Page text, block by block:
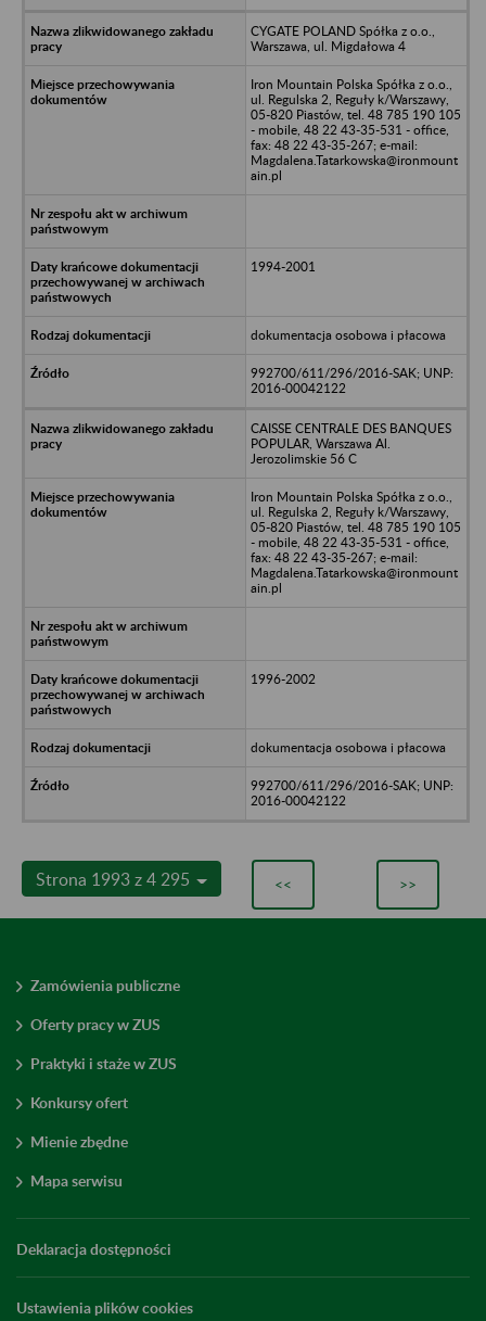
CYGATE POLAND Spółka z o.o.,
Warszawa, ul. Migdałowa 4
Iron Mountain Polska Spółka z o.o.,
ul. Regulska 2, Reguły k/Warszawy,
05-820 Piastów, tel. 48 785 190 105
- mobile, 48 22 43-35-531 - office,
fax: 48 22 43-35-267; e-mail:
Magdalena.Tatarkowska@ironmount
ain.pl
1994-2001
dokumentacja osobowa i płacowa
992700/611/296/2016-SAK; UNP:
2016-00042122
CAISSE CENTRALE DES BANQUES
POPULAR, Warszawa Al.
Jerozolimskie 56 C
Iron Mountain Polska Spółka z o.o.,
ul. Regulska 2, Reguły k/Warszawy,
05-820 Piastów, tel. 48 785 190 105
- mobile, 48 22 43-35-531 - office,
fax: 48 22 43-35-267; e-mail:
Magdalena.Tatarkowska@ironmount
ain.pl
1996-2002
dokumentacja osobowa i płacowa
992700/611/296/2016-SAK; UNP:
2016-00042122
Strona 1993 z 4 295 << >>
Zamówienia publiczne
Oferty pracy w ZUS
Praktyki i staże w ZUS
Konkursy ofert
Mienie zbędne
Mapa serwisu
Deklaracja dostępności
Ustawienia plików cookies